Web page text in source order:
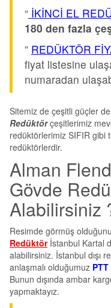
“ İKİNCİ EL
180 den fazla
” REDÜKTÖR
fiyat listesine
numaradan
Sitemiz de çeşitli güçler
Redüktörçeşitlerimiz
redüktörlerimiz SIFIR gibi
redüktörlerdir.
Alman
Gövde
Alabilirsiniz
Resimde görmüş
Redüktörİstanbul Kartal
alabilirsiniz. İstanbul dışı
anlaşmalı olduğumuz
Bunun dışında ambar
yapmaktayız.